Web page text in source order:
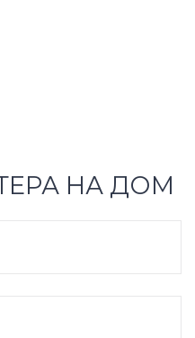
НА ДОМ